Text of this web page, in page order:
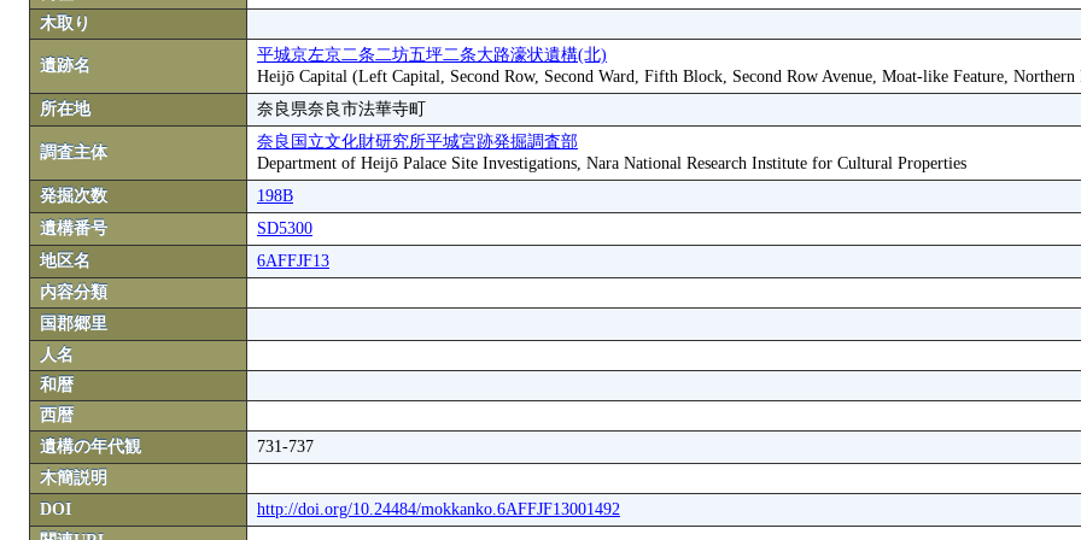
木取り
遺跡名
平城京左京二条二坊五坪二条大路濠状遺構(北)
Heijō Capital (Left Capital, Second Row, Second Ward, Fifth Block, Second Row Avenue, Moat-like Feature, Northern
所在地
奈良県奈良市法華寺町
調査主体
奈良国立文化財研究所平城宮跡発掘調査部
Department of Heijō Palace Site Investigations, Nara National Research Institute for Cultural Properties
発掘次数
198B
遺構番号
SD5300
地区名
6AFFJF13
内容分類
国郡郷里
人名
和暦
西暦
遺構の年代観
731-737
木簡説明
DOI
http://doi.org/10.24484/mokkanko.6AFFJF13001492